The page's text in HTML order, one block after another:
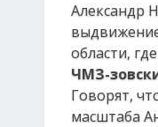
Александр
области,
ЧМЗ-
Говорят,
масштаба